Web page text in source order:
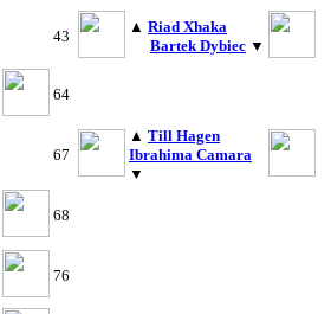
43
▲ Riad Xhaka
Bartek Dybiec ▼
64
67
▲ Till Hagen
Ibrahima Camara
▼
68
76